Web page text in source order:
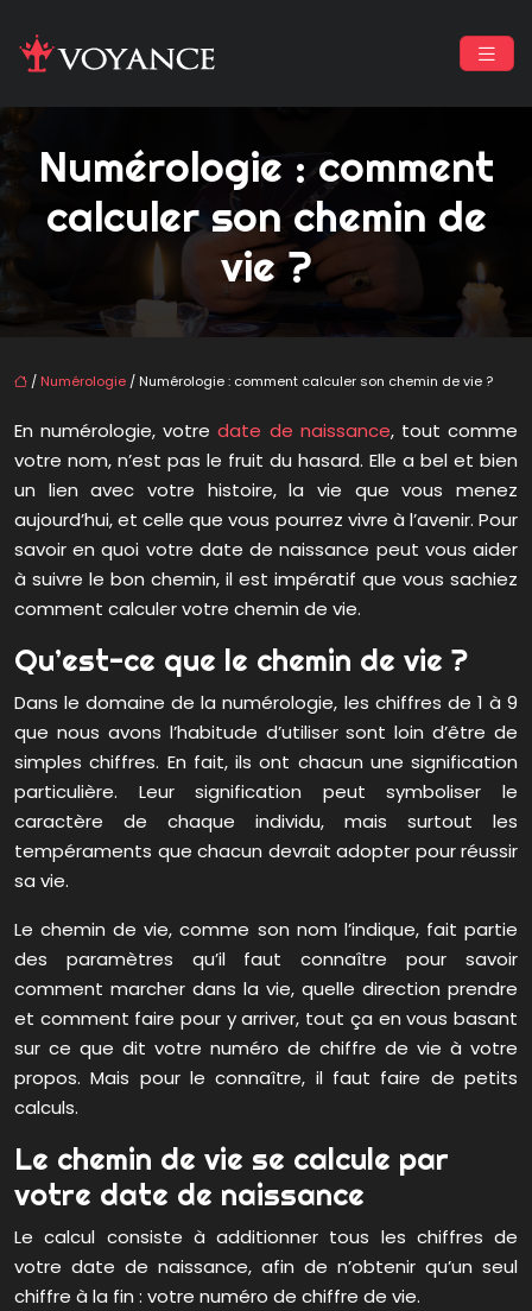
Numérologie : comment
calculer son chemin de
vie ?
/ Numérologie / Numérologie : comment calculer son chemin de vie ?
En numérologie, votredate de naissance, tout comme
votre nom, n’est pas le fruit du hasard. Elle a bel et bien
un lien avec votre histoire, la vie que vous menez
aujourd’hui, et celle que vous pourrez vivre à l’avenir. Pour
savoir en quoi votre date de naissance peut vous aider
à suivre le bon chemin, il est impératif que vous sachiez
comment calculer votre chemin de vie.
Qu’est-ce que le chemin de vie ?
Dans le domaine de la numérologie, les chiffres de 1 à 9
que nous avons l’habitude d’utiliser sont loin d’être de
simples chiffres. En fait, ils ont chacun une signification
particulière. Leur signification peut symboliser le
caractère de chaque individu, mais surtout les
tempéraments que chacun devrait adopter pour réussir
sa vie.
Le chemin de vie, comme son nom l’indique, fait partie
des paramètres qu’il faut connaître pour savoir
comment marcher dans la vie, quelle direction prendre
et comment faire pour y arriver, tout ça en vous basant
sur ce que dit votre numéro de chiffre de vie à votre
propos. Mais pour le connaître, il faut faire de petits
calculs.
Le chemin de vie se calcule par
votre date de naissance
Le calcul consiste à additionner tous les chiffres de
votre date de naissance, afin de n’obtenir qu’un seul
chiffre à la fin : votre numéro de chiffre de vie.